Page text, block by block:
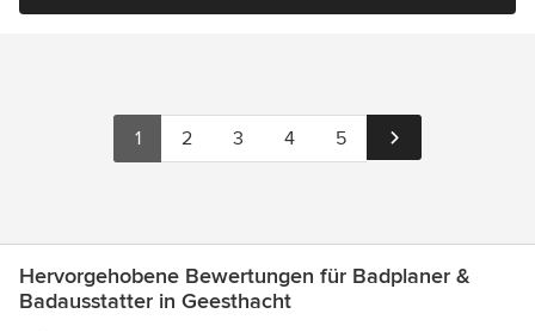
1 2 3 4 5
Hervorgehobene Bewertungen für Badplaner &
Badausstatter in Geesthacht